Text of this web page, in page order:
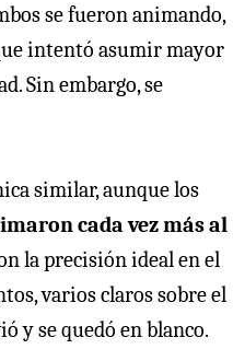
se fueron animando,
intentó asumir mayor
Sin embargo, se
similar, aunque los
cada vez más al
la precisión ideal en el
varios claros sobre el
y se quedó en blanco.